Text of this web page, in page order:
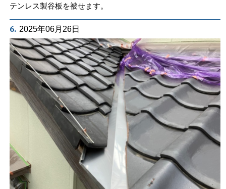
テンレス製谷板を被せます。
6. 2025年06月26日